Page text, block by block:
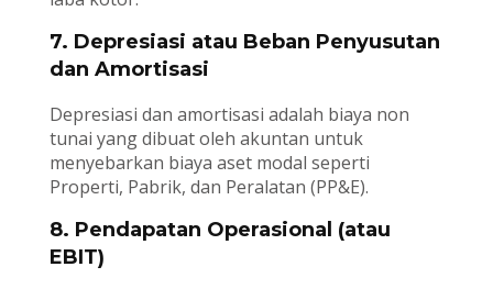
7. Depresiasi atau Beban Penyusutan
dan Amortisasi
Depresiasi dan amortisasi adalah biaya non
tunai yang dibuat oleh akuntan untuk
menyebarkan biaya aset modal seperti
Properti, Pabrik, dan Peralatan (PP&E).
8. Pendapatan Operasional (atau
EBIT)